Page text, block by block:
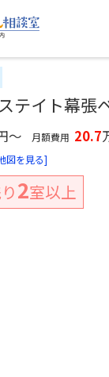
テイト幕張
～ 月額費用 20.7
図を見る]
2室以上